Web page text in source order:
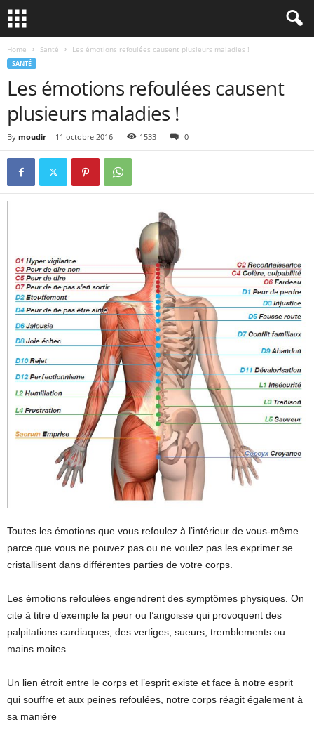
Home Santé Les émotions refoulées causent plusieurs maladies !
SANTÉ
Les émotions refoulées causent
plusieurs maladies !
By moudir - 11 octobre 2016 1533 0
Toutes les émotions que vous refoulez à l’intérieur de vous-même
parce que vous ne pouvez pas ou ne voulez pas les exprimer se
cristallisent dans différentes parties de votre corps.
Les émotions refoulées engendrent des symptômes physiques. On
cite à titre d’exemple la peur ou l’angoisse qui provoquent des
palpitations cardiaques, des vertiges, sueurs, tremblements ou
mains moites.
Un lien étroit entre le corps et l’esprit existe et face à notre esprit
qui souffre et aux peines refoulées, notre corps réagit également à
sa manière